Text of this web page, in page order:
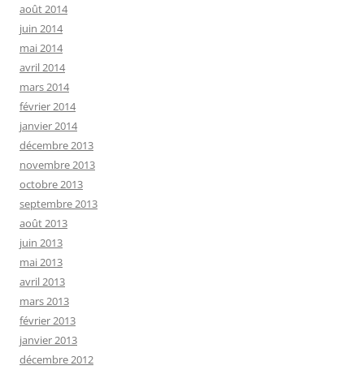
août 2014
juin 2014
mai 2014
avril 2014
mars 2014
février 2014
janvier 2014
décembre 2013
novembre 2013
octobre 2013
septembre 2013
août 2013
juin 2013
mai 2013
avril 2013
mars 2013
février 2013
janvier 2013
décembre 2012